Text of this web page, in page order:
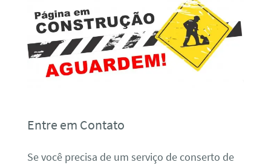
Entre em Contato
Se você precisa de um serviço de conserto de